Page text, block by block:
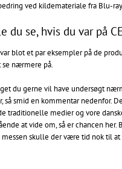
ved kildemateriale fra Blu-
du se, hvis du var på
blot et par eksempler på de
nærmere på.
du gerne vil have undersøgt
så smid en kommentar nedenfor.
traditionelle medier og vore
at vide om, så er chancen
skulle der være tid nok til